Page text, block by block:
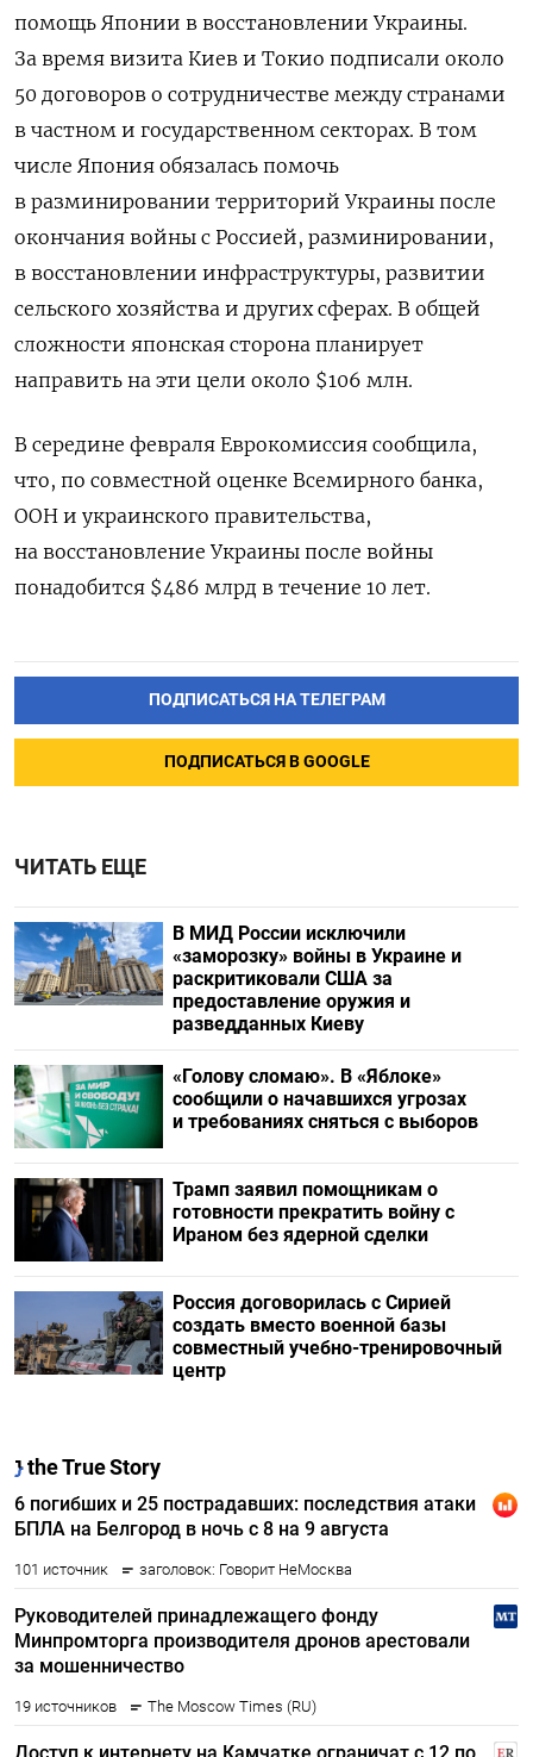
помощь Японии в восстановлении Украины.
За время визита Киев и Токио подписали около
50 договоров о сотрудничестве между странами
в частном и государственном секторах. В том
числе Япония обязалась помочь
в разминировании территорий Украины после
окончания войны с Россией, разминировании,
в восстановлении инфраструктуры, развитии
сельского хозяйства и других сферах. В общей
сложности японская сторона планирует
направить на эти цели около $106 млн.
В середине февраля Еврокомиссия сообщила,
что, по совместной оценке Всемирного банка,
ООН и украинского правительства,
на восстановление Украины после войны
понадобится $486 млрд в течение 10 лет.
ПОДПИСАТЬСЯ НА ТЕЛЕГРАМ
ПОДПИСАТЬСЯ В GOOGLE
ЧИТАТЬ ЕЩЕ
В МИД России исключили
«заморозку» войны в Украине и
раскритиковали США за
предоставление оружия и
разведданных Киеву
«Голову сломаю». В «Яблоке»
сообщили о начавшихся угрозах
и требованиях сняться с выборов
Трамп заявил помощникам о
готовности прекратить войну с
Ираном без ядерной сделки
Россия договорилась с Сирией
создать вместо военной базы
совместный учебно-тренировочный
центр